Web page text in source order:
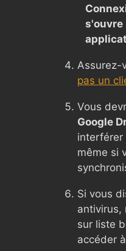
s'ouvre
Assurez-
pas un
Vous
Google
interférer
même si
Si vous
antivirus,
sur liste
accéder